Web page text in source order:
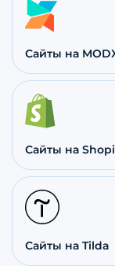
Сайты на
Сайты на
Сайты на Tilda